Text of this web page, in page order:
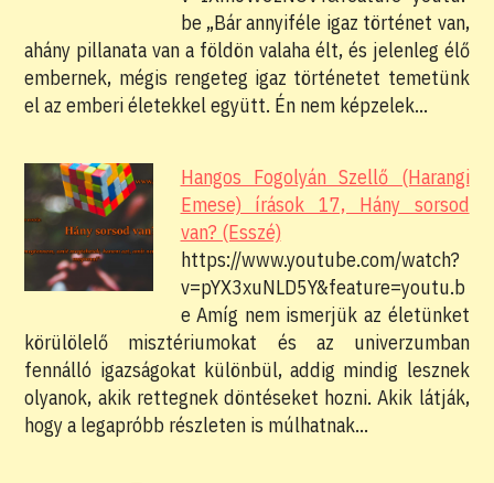
be „Bár annyiféle igaz történet van,
ahány pillanata van a földön valaha élt, és jelenleg élő
embernek, mégis rengeteg igaz történetet temetünk
el az emberi életekkel együtt. Én nem képzelek…
Hangos Fogolyán Szellő (Harangi
Emese) írások 17, Hány sorsod
van? (Esszé)
https://www.youtube.com/watch?
v=pYX3xuNLD5Y&feature=youtu.b
e Amíg nem ismerjük az életünket
körülölelő misztériumokat és az univerzumban
fennálló igazságokat különbül, addig mindig lesznek
olyanok, akik rettegnek döntéseket hozni. Akik látják,
hogy a legapróbb részleten is múlhatnak…